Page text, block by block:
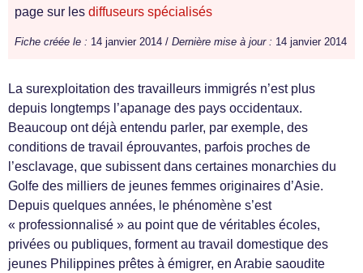
page sur les diffuseurs spécialisés
Fiche créée le : 14 janvier 2014 / Dernière mise à jour : 14 janvier 2014
La surexploitation des travailleurs immigrés n’est plus
depuis longtemps l’apanage des pays occidentaux.
Beaucoup ont déjà entendu parler, par exemple, des
conditions de travail éprouvantes, parfois proches de
l’esclavage, que subissent dans certaines monarchies du
Golfe des milliers de jeunes femmes originaires d’Asie.
Depuis quelques années, le phénomène s’est
« professionnalisé » au point que de véritables écoles,
privées ou publiques, forment au travail domestique des
jeunes Philippines prêtes à émigrer, en Arabie saoudite